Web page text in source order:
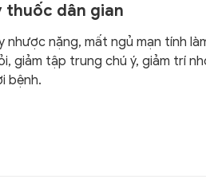
dân gian
nặng, mất ngủ mạn tính
giảm tập trung chú ý, giảm trí
bệnh.